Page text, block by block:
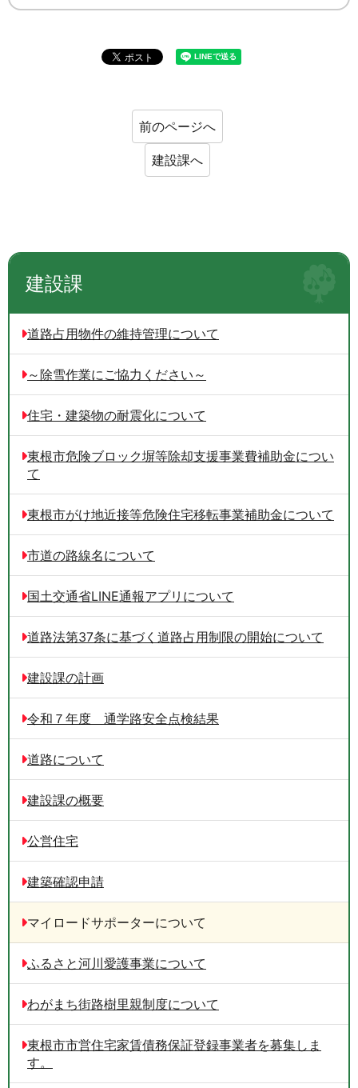
前のページへ
建設課へ
建設課
道路占用物件の維持管理について
～除雪作業にご協力ください～
住宅・建築物の耐震化について
東根市危険ブロック塀等除却支援事業費補助金につい
て
東根市がけ地近接等危険住宅移転事業補助金について
市道の路線名について
国土交通省LINE通報アプリについて
道路法第37条に基づく道路占用制限の開始について
建設課の計画
令和７年度 通学路安全点検結果
道路について
建設課の概要
公営住宅
建築確認申請
マイロードサポーターについて
ふるさと河川愛護事業について
わがまち街路樹里親制度について
東根市市営住宅家賃債務保証登録事業者を募集しま
す。